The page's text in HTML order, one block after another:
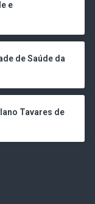
e
de Saúde da
Tavares de